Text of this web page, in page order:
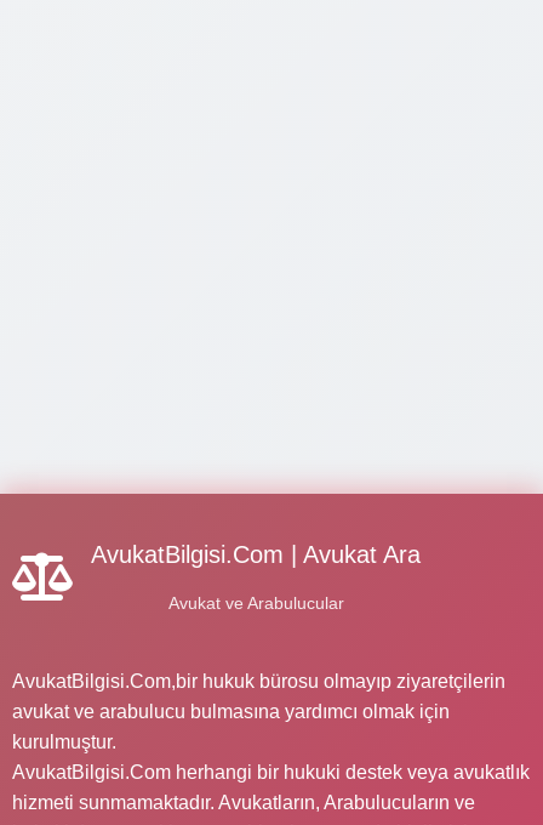
AvukatBilgisi.Com | Avukat Ara
Avukat ve Arabulucular
AvukatBilgisi.Com,bir hukuk bürosu olmayıp ziyaretçilerin
avukat ve arabulucu bulmasına yardımcı olmak için
kurulmuştur.
AvukatBilgisi.Com herhangi bir hukuki destek veya avukatlık
hizmeti sunmamaktadır. Avukatların, Arabulucuların ve